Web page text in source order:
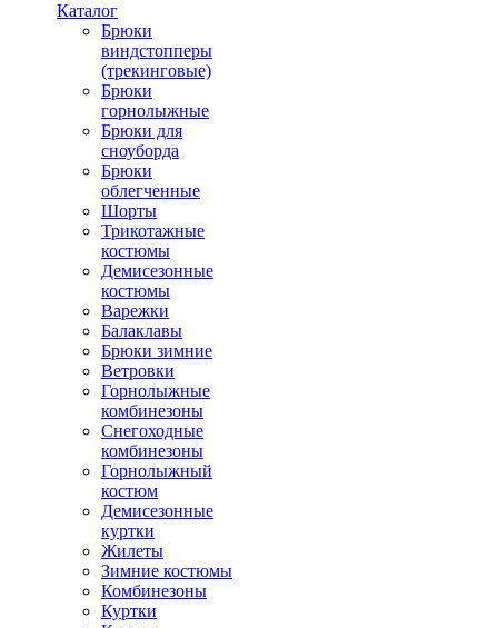
Каталог
Брюки
виндстопперы
(трекинговые)
Брюки
горнолыжные
Брюки для
сноуборда
Брюки
облегченные
Шорты
Трикотажные
костюмы
Демисезонные
костюмы
Варежки
Балаклавы
Брюки зимние
Ветровки
Горнолыжные
комбинезоны
Снегоходные
комбинезоны
Горнолыжный
костюм
Демисезонные
куртки
Жилеты
Зимние костюмы
Комбинезоны
Куртки